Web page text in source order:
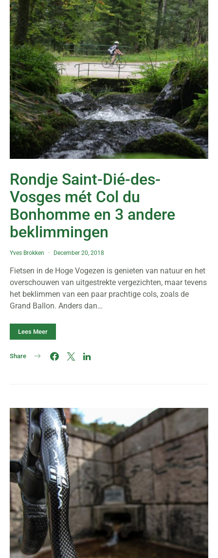
Rondje Saint-Dié-des-
Vosges mét Col du
Bonhomme en 3 andere
beklimmingen
Yves Brokken December 20, 2018
Fietsen in de Hoge Vogezen is genieten van natuur en het
overschouwen van uitgestrekte vergezichten, maar tevens
het beklimmen van een paar prachtige cols, zoals de
Grand Ballon. Anders dan…
Lees Meer
Share